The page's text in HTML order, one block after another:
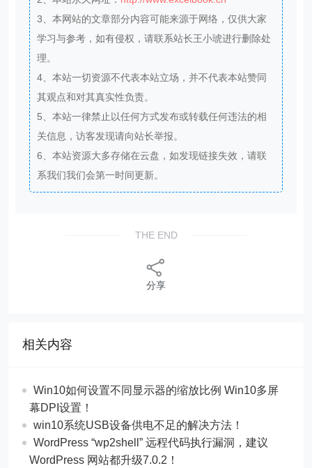
3、本网站的文章部分内容可能来源于网络，仅供大家
学习与参考，如有侵权，请联系站长王小琥进行删除处
理。
4、本站一切资源不代表本站立场，并不代表本站赞同
其观点和对其真实性负责。
5、本站一律禁止以任何方式发布或转载任何违法的相
关信息，访客发现请向站长举报。
6、本站资源大多存储在云盘，如发现链接失效，请联
系我们我们会第一时间更新。
THE END
分享
相关内容
Win10如何设置不同显示器的缩放比例 Win10多屏
幕DPI设置！
win10系统USB设备供电不足的解决方法！
WordPress “wp2shell” 远程代码执行漏洞，建议
WordPress 网站都升级7.0.2！